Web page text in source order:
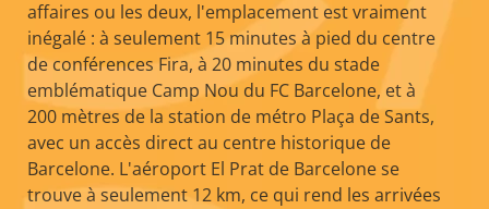
affaires ou les deux, l'emplacement est vraiment
inégalé : à seulement 15 minutes à pied du centre
de conférences Fira, à 20 minutes du stade
emblématique Camp Nou du FC Barcelone, et à
200 mètres de la station de métro Plaça de Sants,
avec un accès direct au centre historique de
Barcelone. L'aéroport El Prat de Barcelone se
trouve à seulement 12 km, ce qui rend les arrivées